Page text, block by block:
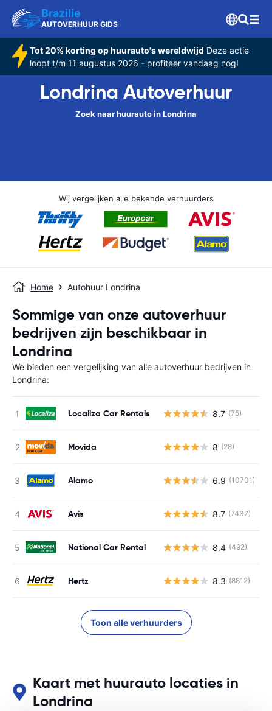
Brazilie
AUTOVERHUUR GIDS
Tot 20% korting op huurauto's wereldwijd Deze actie
loopt t/m 11 augustus 2026 - profiteer vandaag nog!
Londrina Autoverhuur
Zoek naar huurauto in Londrina
Wij vergelijken alle bekende verhuurders
Home Autohuur Londrina
Sommige van onze autoverhuur
bedrijven zijn beschikbaar in
Londrina
We bieden een vergelijking van alle autoverhuur bedrijven in
Londrina:
Localiza Car Rentals 8.7 (75)
Movida 8 (28)
Alamo 6.9 (10701)
Avis 8.7 (7437)
National Car Rental 8.4 (492)
Hertz 8.3 (8812)
Toon alle verhuurders
Kaart met huurauto locaties in
Londrina